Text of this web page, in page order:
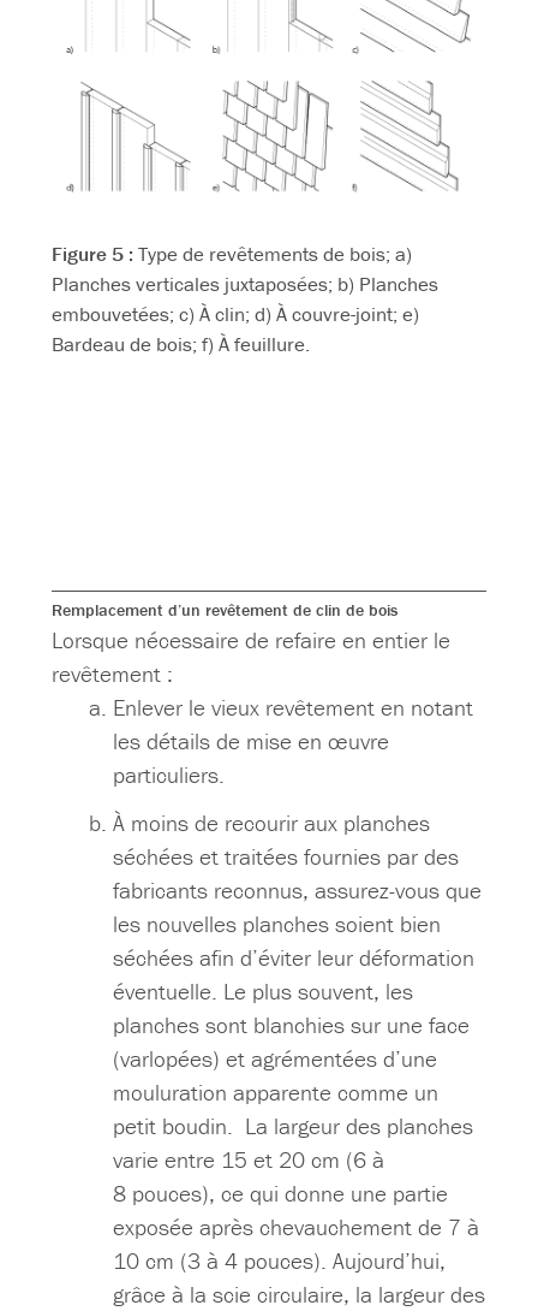
Figure 5 : Type de revêtements de bois; a)
Planches verticales juxtaposées; b) Planches
embouvetées; c) À clin; d) À couvre-joint; e)
Bardeau de bois; f) À feuillure.
Remplacement d’un revêtement de clin de bois
Lorsque nécessaire de refaire en entier le
revêtement :
Enlever le vieux revêtement en notant
les détails de mise en œuvre
particuliers.
À moins de recourir aux planches
séchées et traitées fournies par des
fabricants reconnus, assurez-vous que
les nouvelles planches soient bien
séchées afin d’éviter leur déformation
éventuelle. Le plus souvent, les
planches sont blanchies sur une face
(varlopées) et agrémentées d’une
mouluration apparente comme un
petit boudin. La largeur des planches
varie entre 15 et 20 cm (6 à
8 pouces), ce qui donne une partie
exposée après chevauchement de 7 à
10 cm (3 à 4 pouces). Aujourd’hui,
grâce à la scie circulaire, la largeur des